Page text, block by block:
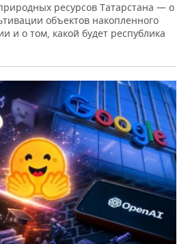
ресурсов Татарстана — о
объектов накопленного
и о том, какой будет республика